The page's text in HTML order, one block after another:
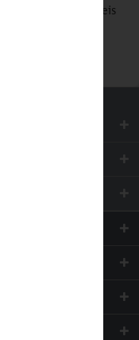
bis Sie den Nachweis
haben, je